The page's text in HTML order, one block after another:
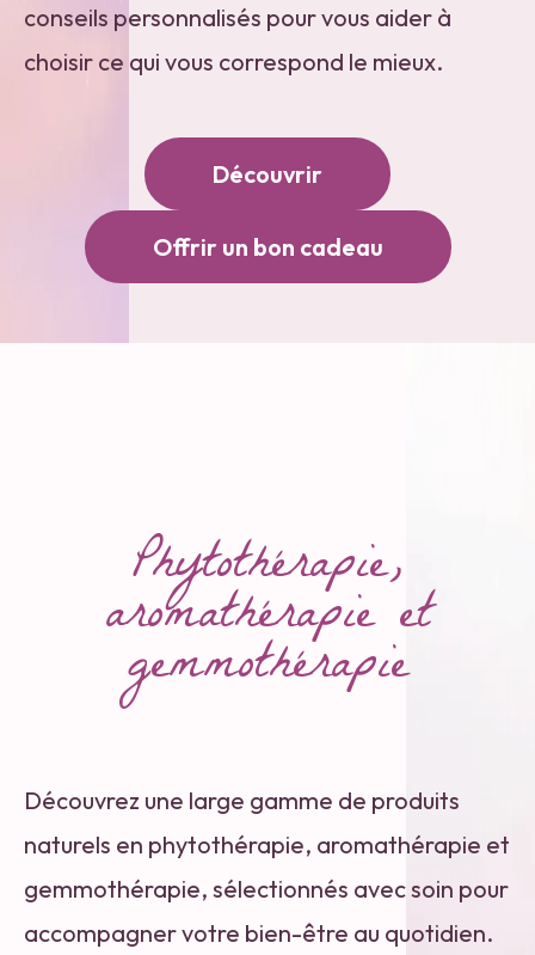
conseils personnalisés pour vous aider à
choisir ce qui vous correspond le mieux.
Découvrir
Offrir un bon cadeau
Phytothérapie,
aromathérapie et
gemmothérapie
Découvrez une large gamme de produits
naturels en phytothérapie, aromathérapie et
gemmothérapie, sélectionnés avec soin pour
accompagner votre bien-être au quotidien.